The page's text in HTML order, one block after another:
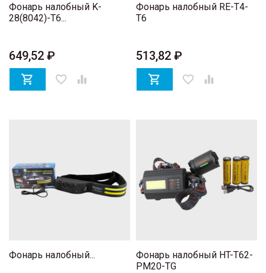
Фонарь налобный K-
28(8042)-T6...
649,52 ₽
 favorite_border 
Фонарь налобный RE-T4-
T6
513,82 ₽
 favorite_border 
Фонарь налобный...
Фонарь налобный HT-T62-
PM20-TG